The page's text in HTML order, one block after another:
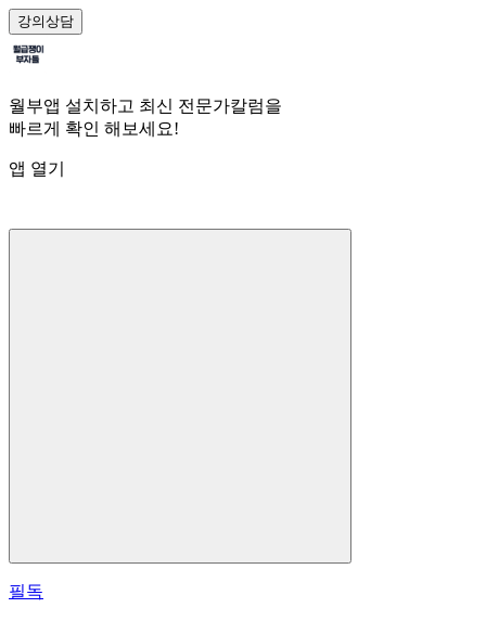
강의상담
월부앱 설치하고 최신 전문가칼럼을
빠르게 확인 해보세요!
앱 열기
필독